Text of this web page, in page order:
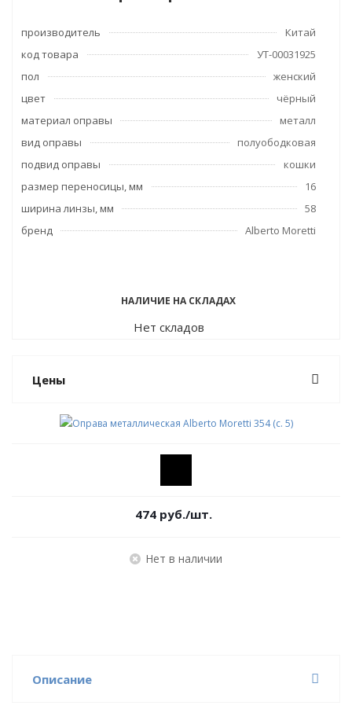
производитель
Китай
код товара
УТ-00031925
пол
женский
цвет
чёрный
материал оправы
металл
вид оправы
полуободковая
подвид оправы
кошки
размер переносицы, мм
16
ширина линзы, мм
58
бренд
Alberto Moretti
НАЛИЧИЕ НА СКЛАДАХ
Нет складов
Цены
474руб./шт.
Нет в наличии
Описание